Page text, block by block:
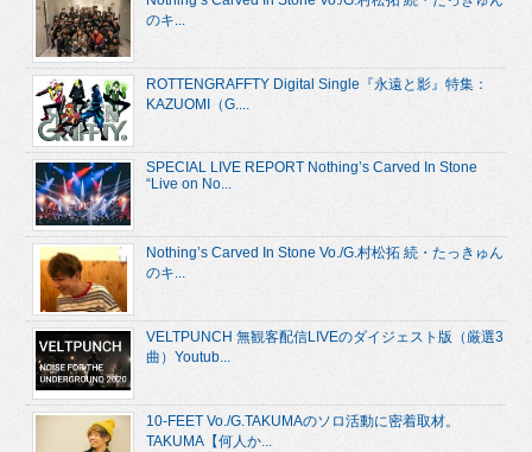
のキ...
ROTTENGRAFFTY Digital Single『永遠と影』特集：
KAZUOMI（G....
SPECIAL LIVE REPORT Nothing’s Carved In Stone
“Live on No...
Nothing’s Carved In Stone Vo./G.村松拓 続・たっきゅん
のキ...
VELTPUNCH 無観客配信LIVEのダイジェスト版（厳選3
曲）Youtub...
10-FEET Vo./G.TAKUMAのソロ活動に密着取材。
TAKUMA【何人か...